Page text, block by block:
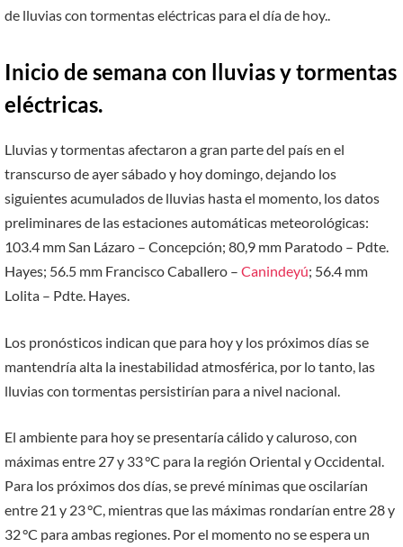
de lluvias con tormentas eléctricas para el día de hoy..
Inicio de semana con lluvias y tormentas
eléctricas.
Lluvias y tormentas afectaron a gran parte del país en el
transcurso de ayer sábado y hoy domingo, dejando los
siguientes acumulados de lluvias hasta el momento, los datos
preliminares de las estaciones automáticas meteorológicas:
103.4 mm San Lázaro – Concepción; 80,9 mm Paratodo – Pdte.
Hayes; 56.5 mm Francisco Caballero – Canindeyú; 56.4 mm
Lolita – Pdte. Hayes.
Los pronósticos indican que para hoy y los próximos días se
mantendría alta la inestabilidad atmosférica, por lo tanto, las
lluvias con tormentas persistirían para a nivel nacional.
El ambiente para hoy se presentaría cálido y caluroso, con
máximas entre 27 y 33 °C para la región Oriental y Occidental.
Para los próximos dos días, se prevé mínimas que oscilarían
entre 21 y 23 °C, mientras que las máximas rondarían entre 28 y
32 °C para ambas regiones. Por el momento no se espera un